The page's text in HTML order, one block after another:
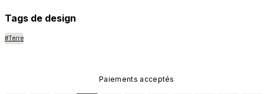
Tags de design
#Terre
Paiements acceptés